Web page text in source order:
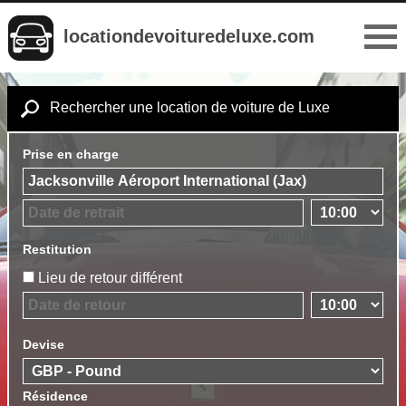
locationdevoituredeluxe.com
Rechercher une location de voiture de Luxe
Prise en charge
Restitution
Lieu de retour différent
Devise
Résidence